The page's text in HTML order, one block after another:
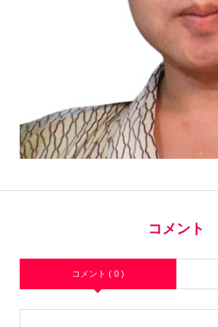
コメント
コメント ( 0 )